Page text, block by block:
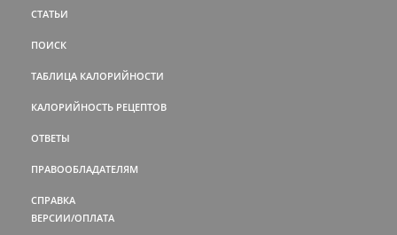
СТАТЬИ
ПОИСК
ТАБЛИЦА КАЛОРИЙНОСТИ
КАЛОРИЙНОСТЬ РЕЦЕПТОВ
ОТВЕТЫ
ПРАВООБЛАДАТЕЛЯМ
СПРАВКА
ВЕРСИИ/ОПЛАТА